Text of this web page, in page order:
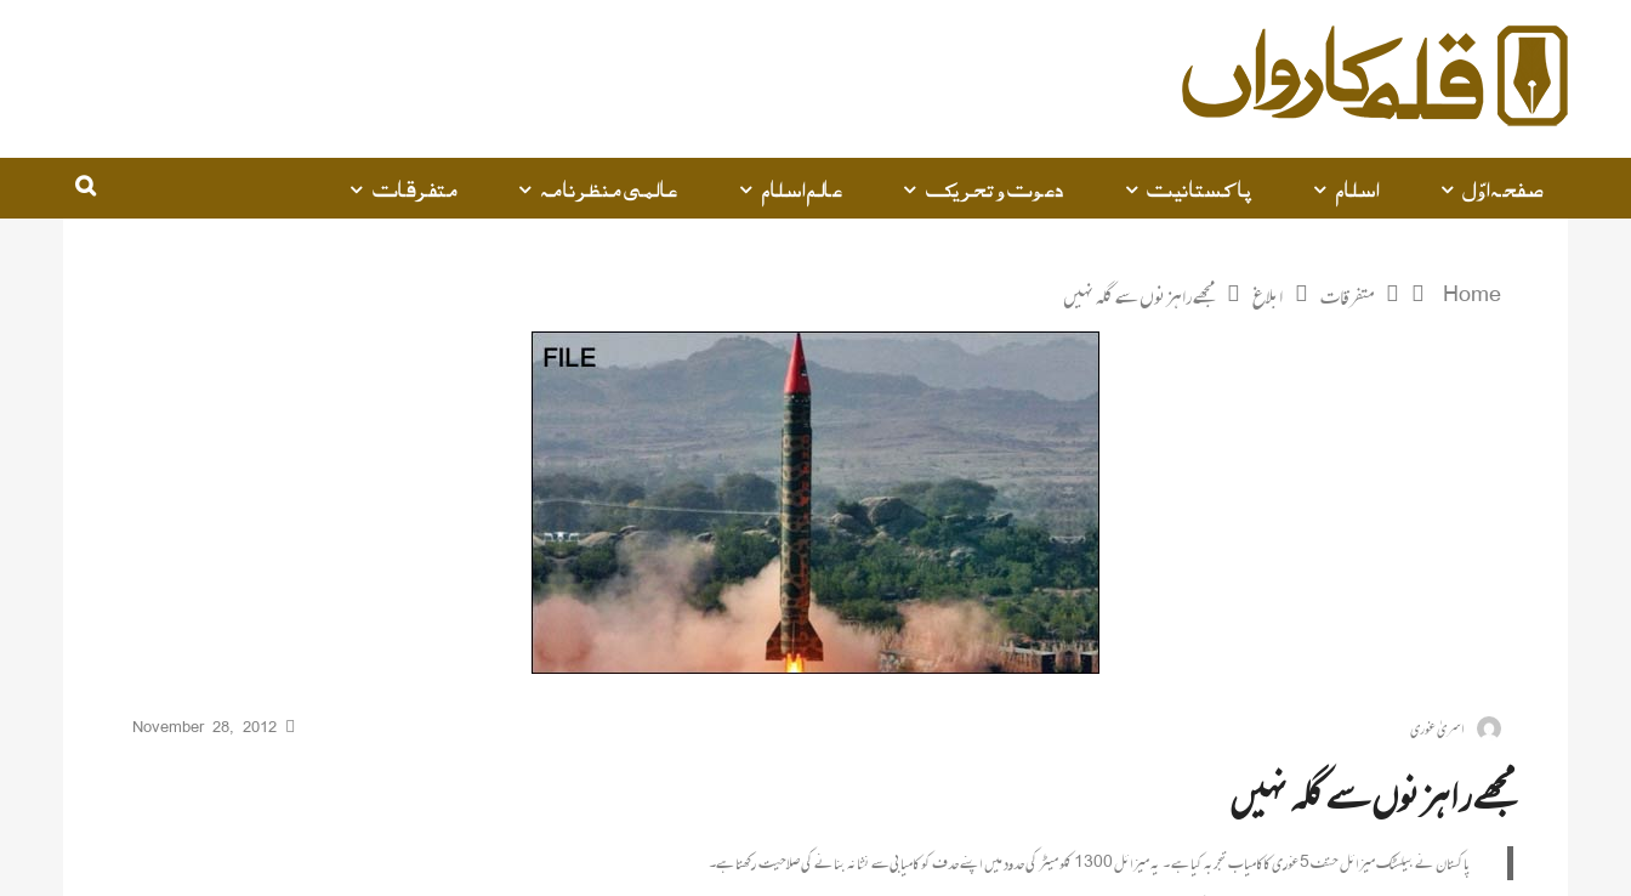
صفحہ اوّل اسلام پاکستانیت دعوت و تحریک عالم اسلام عالمی منظرنامہ متفرقات
Home متفرقات ابلاغ مجھے راہزنوں سے گلہ نہیں
اسریٰ غوری November 28, 2012
مجھے راہزنوں سے گلہ نہیں
پاکستان نے بیلسٹک میزائل حتف 5 غوری کاکامیاب تجربہ کیا ہے ۔ یہ میزائل 1300 کلو میٹر کی حدود میں اپنے حدف کو کامیابی سے نشانہ بنانے کی صلاحیت رکھتا ہے۔